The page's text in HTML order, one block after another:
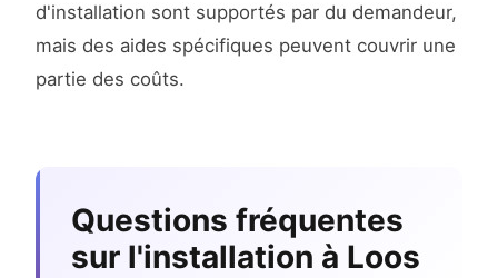
d'installation sont supportés par du demandeur,
mais des aides spécifiques peuvent couvrir une
partie des coûts.
Questions fréquentes
sur l'installation à Loos